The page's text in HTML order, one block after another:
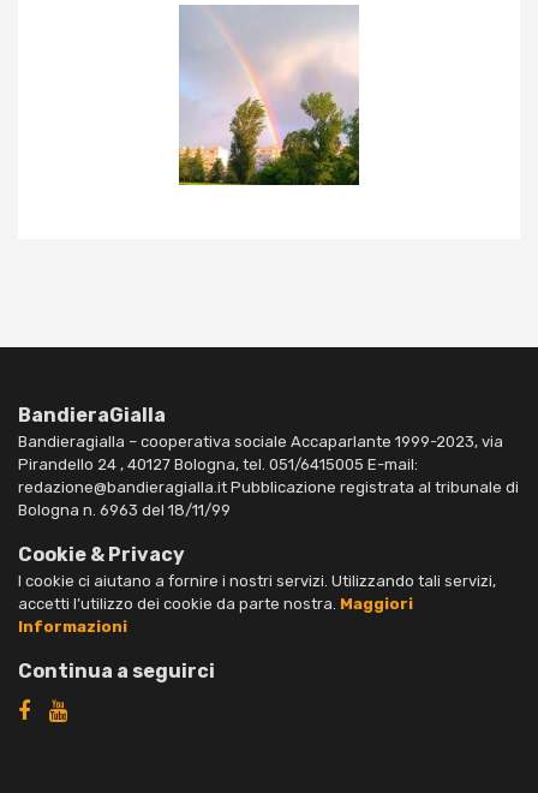
BandieraGialla
Bandieragialla – cooperativa sociale Accaparlante 1999-2023, via
Pirandello 24 , 40127 Bologna, tel. 051/6415005 E-mail:
redazione@bandieragialla.it Pubblicazione registrata al tribunale di
Bologna n. 6963 del 18/11/99
Cookie & Privacy
I cookie ci aiutano a fornire i nostri servizi. Utilizzando tali servizi,
accetti l’utilizzo dei cookie da parte nostra. Maggiori
Informazioni
Continua a seguirci